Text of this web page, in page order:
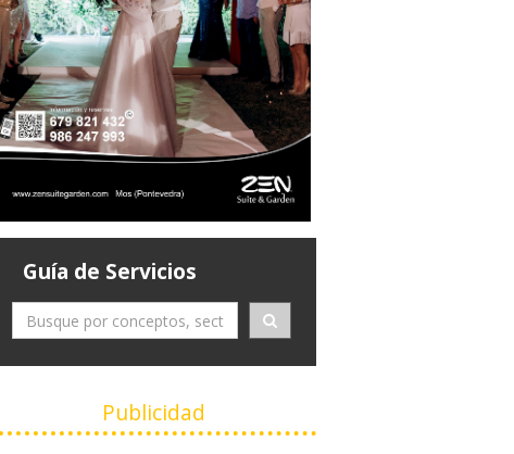
Guía de Servicios
Publicidad